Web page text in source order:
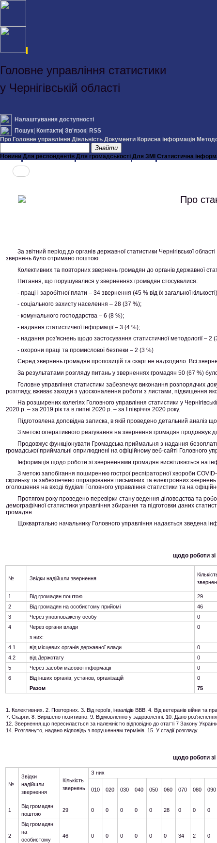
Головне управління статистики
у Чернігівській області
Налаштування доступності
Пошук| Контакти| Зв'язок| RSS
Про Головне управління Діяльність Документи Корисна інформація
Знайти
Новини Для респондентів Для громадськості Для ЗМІ Статистична
Про
За звітний період до органів державної статистики Чернігівської
звернень було отримано поштою.
Колективних та повторних звернень громадян до органів державної
Питання, що порушувалися у зверненнях громадян стосувалися:
- праці і заробітної плати – 34 звернення (45 % від їх загальної
- соціального захисту населення – 28 (37 %);
- комунального господарства – 6 (8 %);
- надання статистичної інформації – 3 (4 %);
- надання роз'яснень щодо застосування статистичної методології – 2
- охорони праці та промислової безпеки – 2 (3 %)
Серед звернень громадян пропозицій та скарг не надходило. Всі
За результатами розгляду питань у зверненнях громадян 50 (67 %)
Головне управління статистики забезпечує виконання розпорядчих
розгляду, вживає заходи з удосконалення роботи з листами, підвищення
На розширених колегіях Головного управління статистики у
2020 р. – за 2019 рік та в липні 2020 р. – за І півріччя 2020 року.
Підготовлена доповідна записка, в якій проведено детальний аналіз
З метою оперативного реагування на звернення громадян продовжує
Продовжує функціонувати Громадська приймальня з надання
громадської приймальні оприлюднені на офіційному веб-сайті Головного
Інформація щодо роботи зі зверненнями громадян висвітлюється на
З метою запобігання поширенню гострої респіраторної хвороби
скриньку та забезпечено опрацювання письмових та електронних
оголошення на вході будівлі Головного управління статистики та на
Протягом року проведено перевірки стану ведення діловодства та
демографічної статистики управління збирання та підготовки даних
громадян.
Щоквартально начальнику Головного управління надається зведена
щодо роботи
№ Звідки надійшли звернення
1 Від громадян поштою
29
2
Від громадян на особистому прийомі
46
3
Через уповноважену особу
0
4
Через органи влади
0
з них:
4.1
від місцевих органів державної влади
0
4.2
від Держстату
0
5
Через засоби масової інформації
0
6
Від інших органів, установ, організацій
0
Разом
75
1. Колективних. 2. Повторних. 3. Від героїв, інвалідів ВВВ. 4. Від ветеранів війни та
7. Скарги. 8. Вирішено позитивно. 9. Відмовленно у задоволенні. 10. Дано
12. Звернення,що пересилається за належністю відповідно до статті 7 Закону
14. Розглянуто, надано відповідь з порушенням термінів. 15. У стадії розгляду.
щодо роботи
№
Звідки
надійшли
звернення
Кількість
звернень
З них
010 020 030 040 050 060 070 080 090
1
Від громадян
поштою
29 0 0 0 0 0 28 0 0 0
2
Від громадян
на
особистому
46 0 0 0 0 0 0 34 2 0